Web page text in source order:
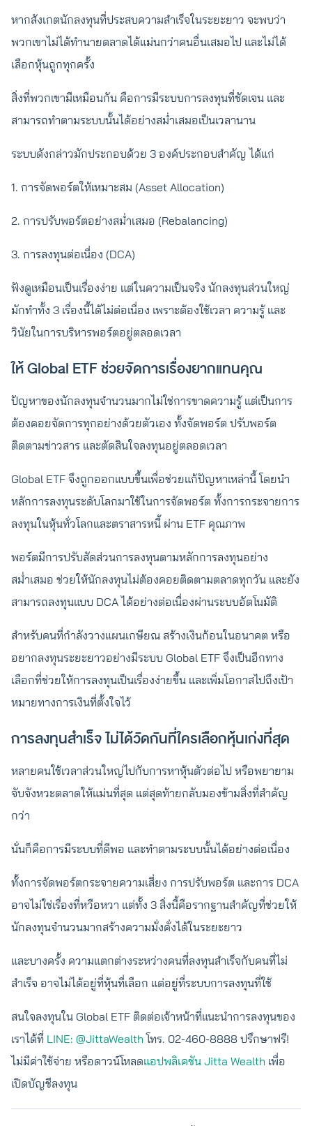
หากสังเกตนักลงทุนที่ประสบความสำเร็จในระยะยาว จะพบว่า
พวกเขาไม่ได้ทำนายตลาดได้แม่นกว่าคนอื่นเสมอไป และไม่ได้
เลือกหุ้นถูกทุกครั้ง
สิ่งที่พวกเขามีเหมือนกัน คือการมีระบบการลงทุนที่ชัดเจน และ
สามารถทำตามระบบนั้นได้อย่างสม่ำเสมอเป็นเวลานาน
ระบบดังกล่าวมักประกอบด้วย 3 องค์ประกอบสำคัญ ได้แก่
1. การจัดพอร์ตให้เหมาะสม (Asset Allocation)
2. การปรับพอร์ตอย่างสม่ำเสมอ (Rebalancing)
3. การลงทุนต่อเนื่อง (DCA)
ฟังดูเหมือนเป็นเรื่องง่าย แต่ในความเป็นจริง นักลงทุนส่วนใหญ่
มักทำทั้ง 3 เรื่องนี้ได้ไม่ต่อเนื่อง เพราะต้องใช้เวลา ความรู้ และ
วินัยในการบริหารพอร์ตอยู่ตลอดเวลา
ให้ Global ETF ช่วยจัดการเรื่องยากแทนคุณ
ปัญหาของนักลงทุนจำนวนมากไม่ใช่การขาดความรู้ แต่เป็นการ
ต้องคอยจัดการทุกอย่างด้วยตัวเอง ทั้งจัดพอร์ต ปรับพอร์ต
ติดตามข่าวสาร และตัดสินใจลงทุนอยู่ตลอดเวลา
Global ETF จึงถูกออกแบบขึ้นเพื่อช่วยแก้ปัญหาเหล่านี้ โดยนำ
หลักการลงทุนระดับโลกมาใช้ในการจัดพอร์ต ทั้งการกระจายการ
ลงทุนในหุ้นทั่วโลกและตราสารหนี้ ผ่าน ETF คุณภาพ
พอร์ตมีการปรับสัดส่วนการลงทุนตามหลักการลงทุนอย่าง
สม่ำเสมอ ช่วยให้นักลงทุนไม่ต้องคอยติดตามตลาดทุกวัน และยัง
สามารถลงทุนแบบ DCA ได้อย่างต่อเนื่องผ่านระบบอัตโนมัติ
สำหรับคนที่กำลังวางแผนเกษียณ สร้างเงินก้อนในอนาคต หรือ
อยากลงทุนระยะยาวอย่างมีระบบ Global ETF จึงเป็นอีกทาง
เลือกที่ช่วยให้การลงทุนเป็นเรื่องง่ายขึ้น และเพิ่มโอกาสไปถึงเป้า
หมายทางการเงินที่ตั้งใจไว้
การลงทุนสำเร็จ ไม่ได้วัดกันที่ใครเลือกหุ้นเก่งที่สุด
หลายคนใช้เวลาส่วนใหญ่ไปกับการหาหุ้นตัวต่อไป หรือพยายาม
จับจังหวะตลาดให้แม่นที่สุด แต่สุดท้ายกลับมองข้ามสิ่งที่สำคัญ
กว่า
นั่นก็คือการมีระบบที่ดีพอ และทำตามระบบนั้นได้อย่างต่อเนื่อง
ทั้งการจัดพอร์ตกระจายความเสี่ยง การปรับพอร์ต และการ DCA
อาจไม่ใช่เรื่องที่หวือหวา แต่ทั้ง 3 สิ่งนี้คือรากฐานสำคัญที่ช่วยให้
นักลงทุนจำนวนมากสร้างความมั่งคั่งได้ในระยะยาว
และบางครั้ง ความแตกต่างระหว่างคนที่ลงทุนสำเร็จกับคนที่ไม่
สำเร็จ อาจไม่ได้อยู่ที่หุ้นที่เลือก แต่อยู่ที่ระบบการลงทุนที่ใช้
สนใจลงทุนใน Global ETF ติดต่อเจ้าหน้าที่แนะนำการลงทุนของ
เราได้ที่ LINE: @JittaWealth โทร. 02-460-8888 ปรึกษาฟรี!
ไม่มีค่าใช้จ่าย หรือดาวน์โหลดแอปพลิเคชัน Jitta Wealth เพื่อ
เปิดบัญชีลงทุน